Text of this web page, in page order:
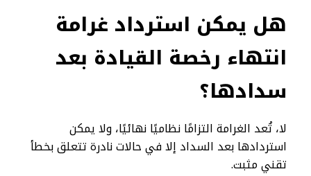
هل يمكن استرداد غرامة
انتهاء رخصة القيادة بعد
سدادها؟
لا، تُعد الغرامة التزامًا نظاميًا نهائيًا، ولا يمكن
استردادها بعد السداد إلا في حالات نادرة تتعلق بخطأ
تقني مثبت.